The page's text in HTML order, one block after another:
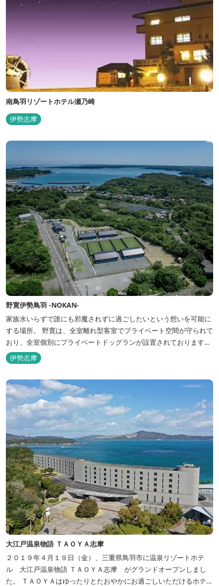
南鳥羽リゾートホテル瀬乃崎
伊勢志摩
野寛伊勢鳥羽 -NOKAN-
家族水いらずで誰にも邪魔されずに過ごしたいという想いを可能に
する場所。 野寛は、全室離れ型客室でプライベート空間が守られて
おり、全室個別にプライベートドッグランが設置されております。
室内面積66㎡～115㎡、プライベートドッグラン面積140㎡～330㎡
を設置した広い作りで、 和モダンをコンセプトとした洗練されたデ
ザインのお部屋となります。 お部屋から望むプライベートドッグ
ラ...
伊勢志摩
大江戸温泉物語 ＴＡＯＹＡ志摩
２０１９年４月１９日（金）、三重県鳥羽市に温泉リゾートホテ
ル 大江戸温泉物語 ＴＡＯＹＡ志摩 がグランドオープンしまし
た。 ＴＡＯＹＡはゆったりとたおやかにお過ごしいただけるホテル